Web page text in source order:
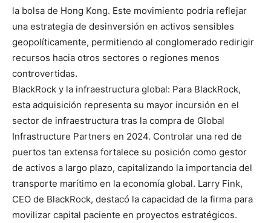
la bolsa de Hong Kong. Este movimiento podría reflejar
una estrategia de desinversión en activos sensibles
geopolíticamente, permitiendo al conglomerado redirigir
recursos hacia otros sectores o regiones menos
controvertidas.
BlackRock y la infraestructura global: Para BlackRock,
esta adquisición representa su mayor incursión en el
sector de infraestructura tras la compra de Global
Infrastructure Partners en 2024. Controlar una red de
puertos tan extensa fortalece su posición como gestor
de activos a largo plazo, capitalizando la importancia del
transporte marítimo en la economía global. Larry Fink,
CEO de BlackRock, destacó la capacidad de la firma para
movilizar capital paciente en proyectos estratégicos.